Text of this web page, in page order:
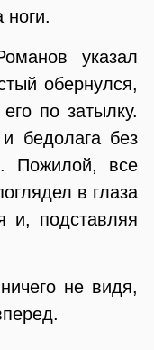
ноги.
указал
обернулся,
по затылку.
бедолага без
Пожилой, все
в глаза
и, подставляя
не видя,